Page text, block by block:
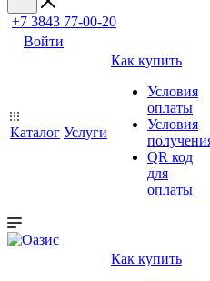
+7 3843 77-00-20
Войти
Каталог Услуги
Как купить
Условия
оплаты
Условия
QR код
для
оплаты
Как купить